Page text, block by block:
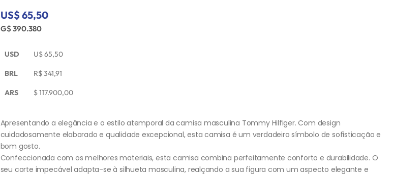
US$ 65,50
G$ 390.380
USD U$65,50
BRL R$341,91
ARS $117.900,00
Apresentando a elegância e o estilo atemporal da camisa masculina Tommy Hilfiger. Com design
cuidadosamente elaborado e qualidade excepcional, esta camisa é um verdadeiro símbolo de sofisticação e
bom gosto.
Confeccionada com os melhores materiais, esta camisa combina perfeitamente conforto e durabilidade. O
seu corte impecável adapta-se à silhueta masculina, realçando a sua figura com um aspecto elegante e